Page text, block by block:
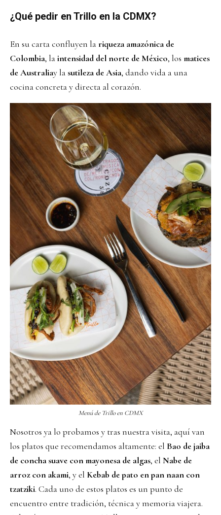
¿Qué pedir en Trillo en la CDMX?
En su carta confluyen lariqueza amazónica de
Colombia, laintensidad del norte de México, los matices
de Australiay lasutileza de Asia, dando vida a una
cocina concreta y directa al corazón.
Menú de Trillo en CDMX
Nosotros ya lo probamos y tras nuestra visita, aquí van
los platos que recomendamos altamente: el Bao de jaiba
de concha suave con mayonesa de algas, el Nabe de
arroz con akami, y el Kebab de pato en pan naan con
tzatziki. Cada uno de estos platos es un punto de
encuentro entre tradición, técnica y memoria viajera.